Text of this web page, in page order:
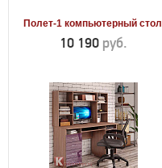
Полет-1 компьютерный стол
10 190 руб.